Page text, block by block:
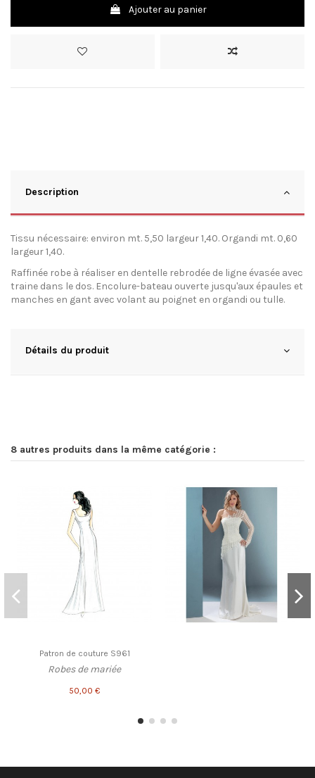
Ajouter au panier
Description
Tissu nécessaire: environ mt. 5,50 largeur 1,40. Organdi mt. 0,60
largeur 1,40.
Raffinée robe à réaliser en dentelle rebrodée de ligne évasée avec
traine dans le dos. Encolure-bateau ouverte jusqu'aux épaules et
manches en gant avec volant au poignet en organdi ou tulle.
Détails du produit
8 autres produits dans la même catégorie :
Patron de couture S961
Robes de mariée
50,00 €